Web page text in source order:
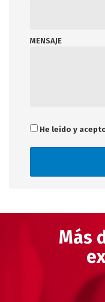
MENSAJE
He leido y
Más